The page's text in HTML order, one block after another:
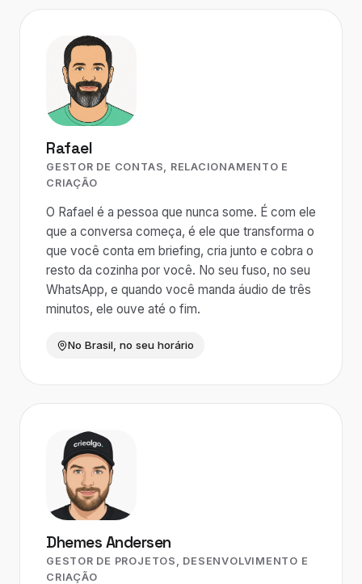
Rafael
GESTOR DE CONTAS, RELACIONAMENTO E
CRIAÇÃO
O Rafael é a pessoa que nunca some. É com ele
que a conversa começa, é ele que transforma o
que você conta em briefing, cria junto e cobra o
resto da cozinha por você. No seu fuso, no seu
WhatsApp, e quando você manda áudio de três
minutos, ele ouve até o fim.
No Brasil, no seu horário
Dhemes Andersen
GESTOR DE PROJETOS, DESENVOLVIMENTO E
CRIAÇÃO